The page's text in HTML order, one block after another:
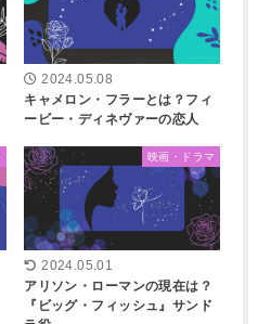
2024.05.08
キャメロン・フラーとは？フィ
ービー・ディネヴァーの恋人
映画・ドラマ
2024.05.01
アリソン・ローマンの現在は？
『ビッグ・フィッシュ』サンド